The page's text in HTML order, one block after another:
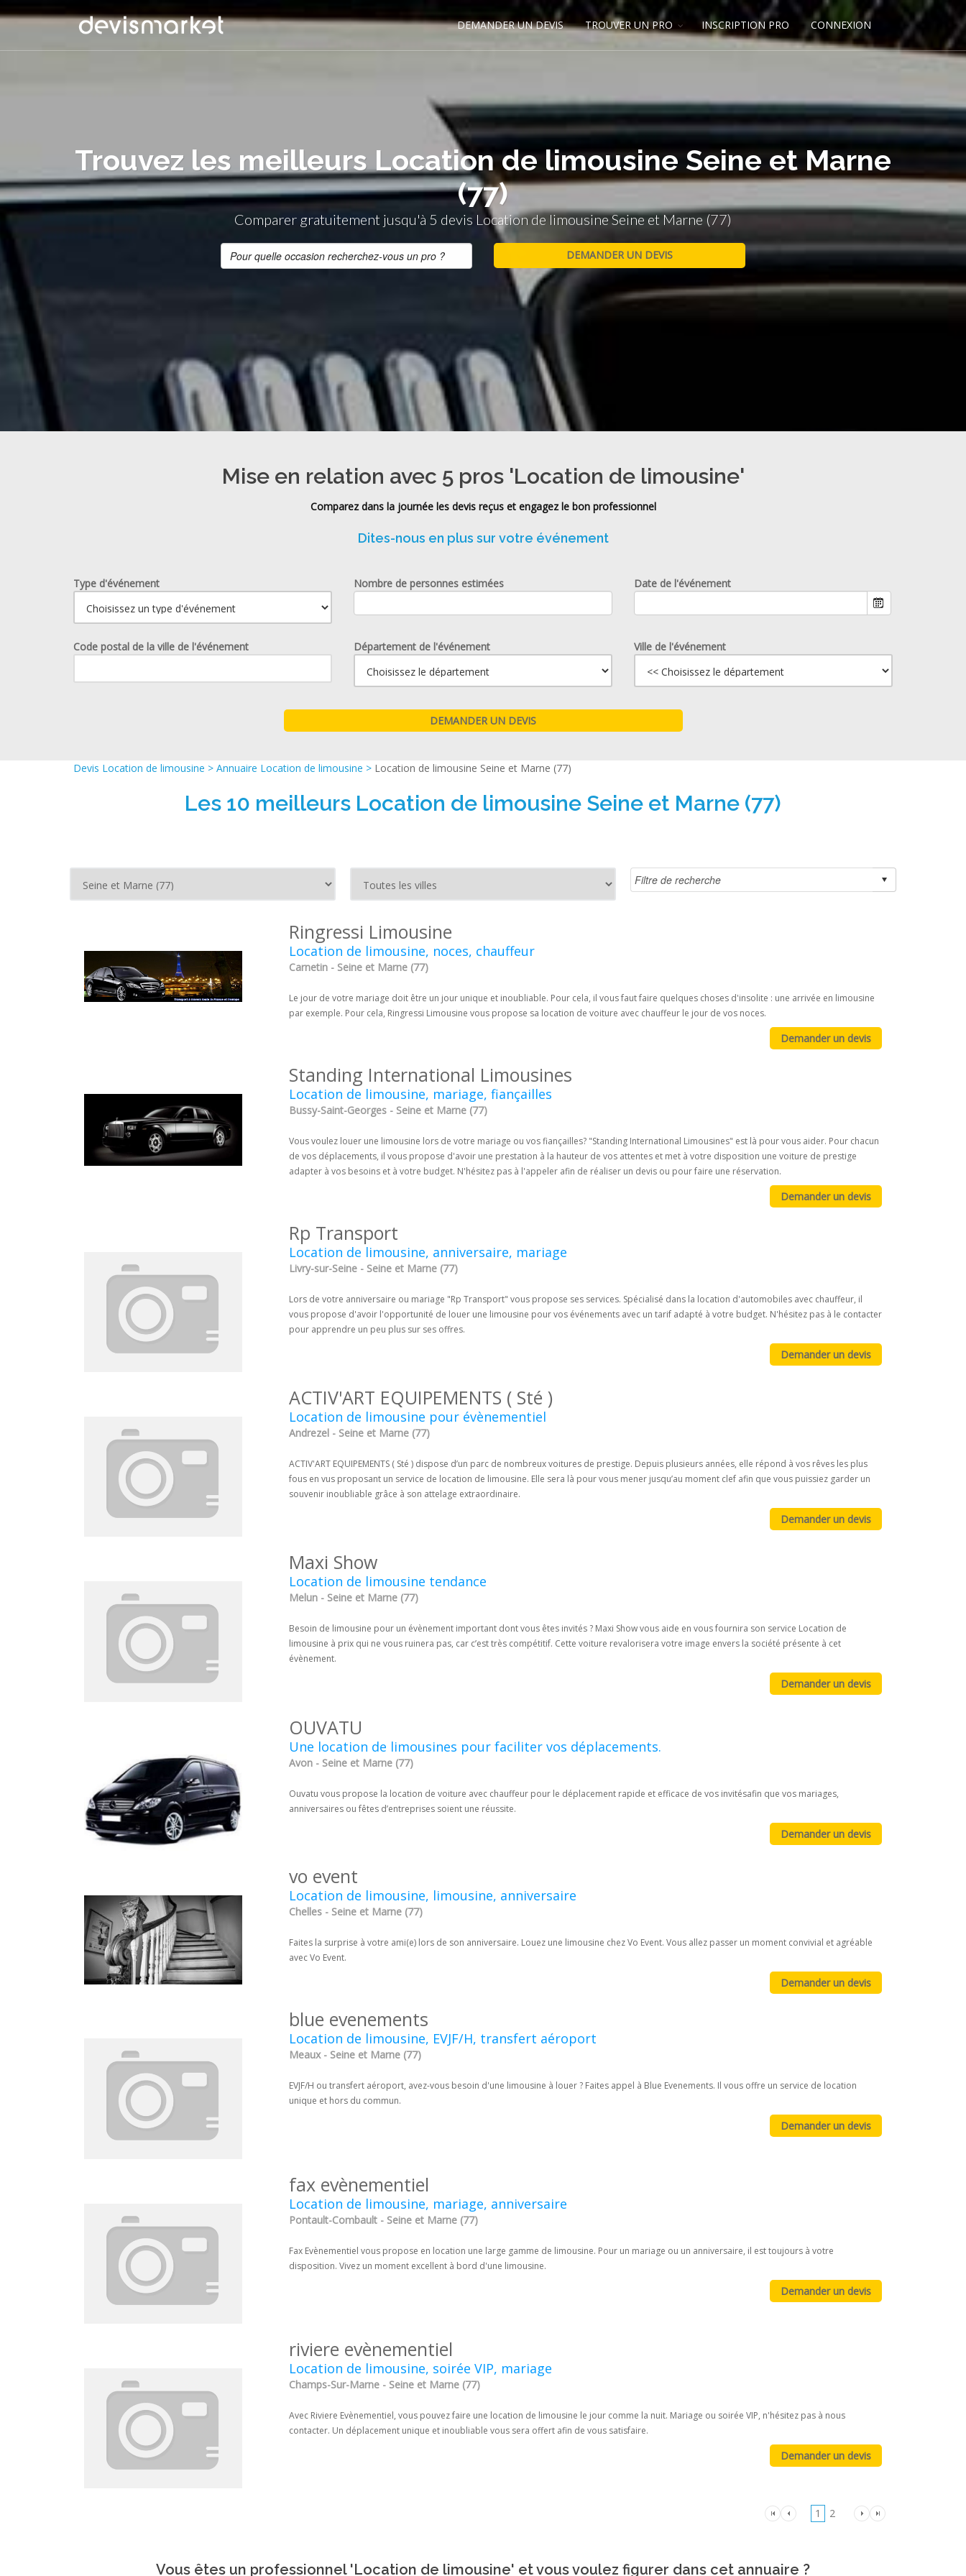
DEMANDER UN DEVIS TROUVER UN PRO INSCRIPTION PRO CONNEXION
Trouvez les meilleurs Location de limousine Seine et Marne
(77)
Comparer gratuitement jusqu'à 5 devis Location de limousine Seine et Marne (77)
Mise en relation avec 5 pros 'Location de limousine'
Comparez dans la journée les devis reçus et engagez le bon professionnel
Dites-nous en plus sur votre événement
Type d'événement Nombre de personnes estimées
Date de l'événement
Code postal de la ville de l'événement Département de l'événement Ville de l'événement
Devis Location de limousine > Annuaire Location de limousine > Location de limousine Seine et Marne (77)
Les 10 meilleurs Location de limousine Seine et Marne (77)
Ringressi Limousine
Location de limousine, noces, chauffeur
Carnetin - Seine et Marne (77)
Le jour de votre mariage doit être un jour unique et inoubliable. Pour cela, il vous faut faire quelques choses d'insolite : une arrivée en limousine
par exemple. Pour cela, Ringressi Limousine vous propose sa location de voiture avec chauffeur le jour de vos noces.
Standing International Limousines
Location de limousine, mariage, fiançailles
Bussy-Saint-Georges - Seine et Marne (77)
Vous voulez louer une limousine lors de votre mariage ou vos fiançailles? "Standing International Limousines" est là pour vous aider. Pour chacun
de vos déplacements, il vous propose d'avoir une prestation à la hauteur de vos attentes et met à votre disposition une voiture de prestige
adapter à vos besoins et à votre budget. N'hésitez pas à l'appeler afin de réaliser un devis ou pour faire une réservation.
Rp Transport
Location de limousine, anniversaire, mariage
Livry-sur-Seine - Seine et Marne (77)
Lors de votre anniversaire ou mariage "Rp Transport" vous propose ses services. Spécialisé dans la location d'automobiles avec chauffeur, il
vous propose d'avoir l'opportunité de louer une limousine pour vos événements avec un tarif adapté à votre budget. N'hésitez pas à le contacter
pour apprendre un peu plus sur ses offres.
ACTIV'ART EQUIPEMENTS ( Sté )
Location de limousine pour évènementiel
Andrezel - Seine et Marne (77)
ACTIV'ART EQUIPEMENTS ( Sté ) dispose d’un parc de nombreux voitures de prestige. Depuis plusieurs années, elle répond à vos rêves les plus
fous en vus proposant un service de location de limousine. Elle sera là pour vous mener jusqu’au moment clef afin que vous puissiez garder un
souvenir inoubliable grâce à son attelage extraordinaire.
Maxi Show
Location de limousine tendance
Melun - Seine et Marne (77)
Besoin de limousine pour un évènement important dont vous êtes invités ? Maxi Show vous aide en vous fournira son service Location de
limousine à prix qui ne vous ruinera pas, car c’est très compétitif. Cette voiture revalorisera votre image envers la société présente à cet
évènement.
OUVATU
Une location de limousines pour faciliter vos déplacements.
Avon - Seine et Marne (77)
Ouvatu vous propose la location de voiture avec chauffeur pour le déplacement rapide et efficace de vos invitésafin que vos mariages,
anniversaires ou fêtes d’entreprises soient une réussite.
vo event
Location de limousine, limousine, anniversaire
Chelles - Seine et Marne (77)
Faites la surprise à votre ami(e) lors de son anniversaire. Louez une limousine chez Vo Event. Vous allez passer un moment convivial et agréable
avec Vo Event.
blue evenements
Location de limousine, EVJF/H, transfert aéroport
Meaux - Seine et Marne (77)
EVJF/H ou transfert aéroport, avez-vous besoin d'une limousine à louer ? Faites appel à Blue Evenements. Il vous offre un service de location
unique et hors du commun.
fax evènementiel
Location de limousine, mariage, anniversaire
Pontault-Combault - Seine et Marne (77)
Fax Evènementiel vous propose en location une large gamme de limousine. Pour un mariage ou un anniversaire, il est toujours à votre
disposition. Vivez un moment excellent à bord d'une limousine.
riviere evènementiel
Location de limousine, soirée VIP, mariage
Champs-Sur-Marne - Seine et Marne (77)
Avec Riviere Evènementiel, vous pouvez faire une location de limousine le jour comme la nuit. Mariage ou soirée VIP, n'hésitez pas à nous
contacter. Un déplacement unique et inoubliable vous sera offert afin de vous satisfaire.
1 2
Vous êtes un professionnel 'Location de limousine' et vous voulez figurer dans cet annuaire ?